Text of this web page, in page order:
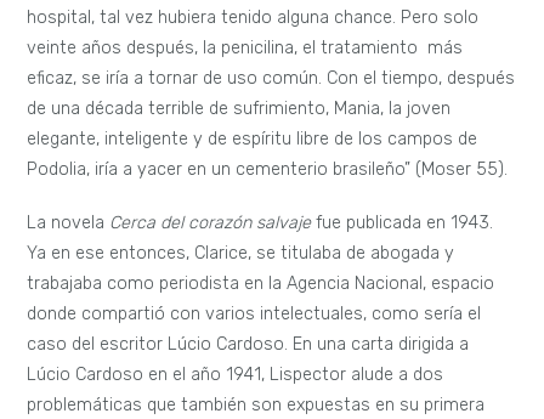
hospital, tal vez hubiera tenido alguna chance. Pero solo
veinte años después, la penicilina, el tratamiento más
eficaz, se iría a tornar de uso común. Con el tiempo, después
de una década terrible de sufrimiento, Mania, la joven
elegante, inteligente y de espíritu libre de los campos de
Podolia, iría a yacer en un cementerio brasileño” (Moser 55).
La novela Cerca del corazón salvajefue publicada en 1943.
Ya en ese entonces, Clarice, se titulaba de abogada y
trabajaba como periodista en la Agencia Nacional, espacio
donde compartió con varios intelectuales, como sería el
caso del escritor Lúcio Cardoso. En una carta dirigida a
Lúcio Cardoso en el año 1941, Lispector alude a dos
problemáticas que también son expuestas en su primera